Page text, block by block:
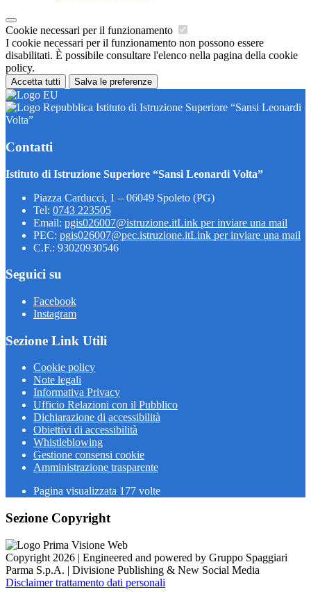
Cookie necessari per il funzionamento
I cookie necessari per il funzionamento non possono essere
disabilitati. È possibile consultare l'elenco nella pagina della cookie
policy.
Accetta tutti Salva le preferenze
Istituto di Istruzione Superiore “Sansi Leonardi
Volta”
Contatti
Istituto di Istruzione Superiore “Sansi Leonardi Volta”
Piazza Carducci, 1 – 06049 Spoleto (PG)
Tel: 0743 223505
Email: pgis026007@istruzione.itLink per inviare una mail
PEC: pgis026007@pec.istruzione.itLink per inviare una mail
C.F.: 93020930546
Seguici su
Facebook
Instagram
Sezione Link Utili
Cookie policy
Note legali
Informativa Privacy
Ufficio Relazioni con il Pubblico
Dichiarazione di accessibilità
Obiettivi di accessibilità
Whistleblowing
Gestione consensi cookie
Amministrazione trasparente
Pagina visualizzata 177 volte
Sezione Copyright
Copyright 2026 | Engineered and powered by Gruppo Spaggiari
Parma S.p.A. | Divisione Publishing & New Social Media
Disclaimer trattamento dati personali